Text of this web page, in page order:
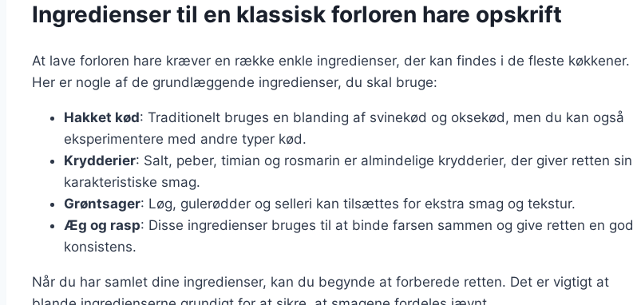
Ingredienser til en klassisk forloren hare opskrift
At lave forloren hare kræver en række enkle ingredienser, der kan findes i de fleste køkkener.
Her er nogle af de grundlæggende ingredienser, du skal bruge:
Hakket kød: Traditionelt bruges en blanding af svinekød og oksekød, men du kan også
eksperimentere med andre typer kød.
Krydderier: Salt, peber, timian og rosmarin er almindelige krydderier, der giver retten sin
karakteristiske smag.
Grøntsager: Løg, gulerødder og selleri kan tilsættes for ekstra smag og tekstur.
Æg og rasp: Disse ingredienser bruges til at binde farsen sammen og give retten en god
konsistens.
Når du har samlet dine ingredienser, kan du begynde at forberede retten. Det er vigtigt at